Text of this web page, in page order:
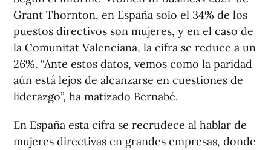
Grant Thornton, en España solo el 34% de los
puestos directivos son mujeres, y en el caso de
la Comunitat Valenciana, la cifra se reduce a un
26%. “Ante estos datos, vemos como la paridad
aún está lejos de alcanzarse en cuestiones de
liderazgo”, ha matizado Bernabé.
En España esta cifra se recrudece al hablar de
mujeres directivas en grandes empresas, donde